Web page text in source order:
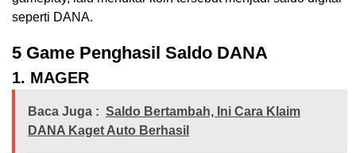
seperti DANA.
5 Game Penghasil Saldo DANA
1. MAGER
Baca Juga : Saldo Bertambah, Ini Cara Klaim
DANA Kaget Auto Berhasil